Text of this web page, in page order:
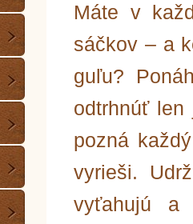
Máte v
sáčkov – a
guľu?
odtrhnúť len
pozná
vyrieši.
vyťahujú a